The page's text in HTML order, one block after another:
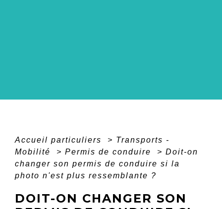
Accueil particuliers > Transports -
Mobilité
> Permis de conduire > Doit-on
changer son permis de conduire si la
photo n'est plus ressemblante ?
DOIT-ON CHANGER SON